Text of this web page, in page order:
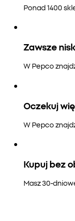
Ponad 1400
Zawsze
W Pepco
Oczekuj
W Pepco
Kupuj bez
Masz 30-